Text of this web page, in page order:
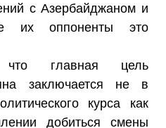
с Азербайджаном и
их оппоненты это
что главная цель
заключается не в
курса как
добиться смены